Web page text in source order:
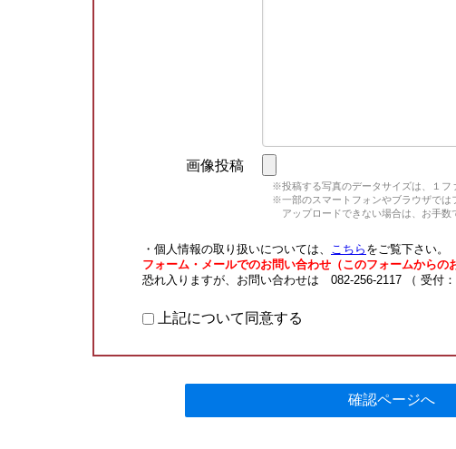
画像投稿
※投稿する写真のデータサイズは、１フ
※一部のスマートフォンやブラウザでは
アップロードできない場合は、お手数
・個人情報の取り扱いについては、 こちら をご覧下さい。
フォーム・メールでのお問い合わせ（このフォームからの
恐れ入りますが、お問い合わせは 082-256-2117 （ 受付
上記について同意する
確認ページへ